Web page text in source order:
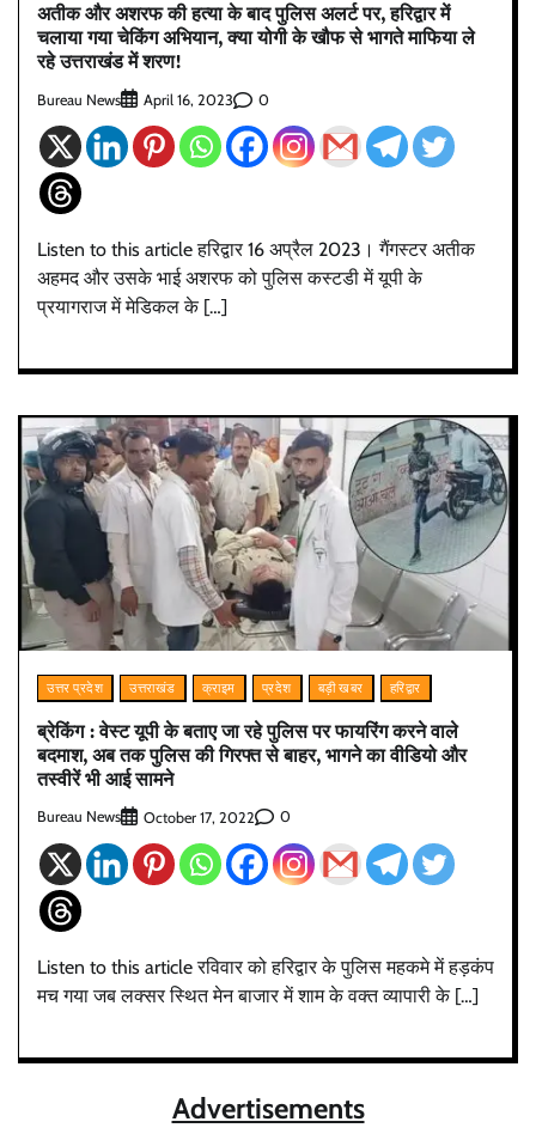
अतीक और अशरफ की हत्या के बाद पुलिस अलर्ट पर, हरिद्वार में
चलाया गया चेकिंग अभियान, क्या योगी के खौफ से भागते माफिया ले
रहे उत्तराखंड में शरण!
Bureau News April 16, 2023 0
Listen to this article हरिद्वार 16 अप्रैल 2023। गैंगस्टर अतीक
अहमद और उसके भाई अशरफ को पुलिस कस्टडी में यूपी के
प्रयागराज में मेडिकल के […]
उत्तर प्रदेश उत्तराखंड क्राइम प्रदेश बड़ी खबर हरिद्वार
ब्रेकिंग : वेस्ट यूपी के बताए जा रहे पुलिस पर फायरिंग करने वाले
बदमाश, अब तक पुलिस की गिरफ्त से बाहर, भागने का वीडियो और
तस्वीरें भी आई सामने
Bureau News October 17, 2022 0
Listen to this article रविवार को हरिद्वार के पुलिस महकमे में हड़कंप
मच गया जब लक्सर स्थित मेन बाजार में शाम के वक्त व्यापारी के […]
Advertisements